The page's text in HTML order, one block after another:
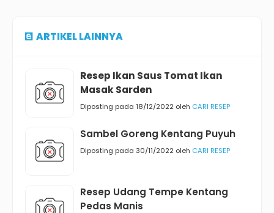
ARTIKEL LAINNYA
Resep Ikan Saus Tomat Ikan
Masak Sarden
Diposting pada 18/12/2022 oleh CARI RESEP
Sambel Goreng Kentang Puyuh
Diposting pada 30/11/2022 oleh CARI RESEP
Resep Udang Tempe Kentang
Pedas Manis